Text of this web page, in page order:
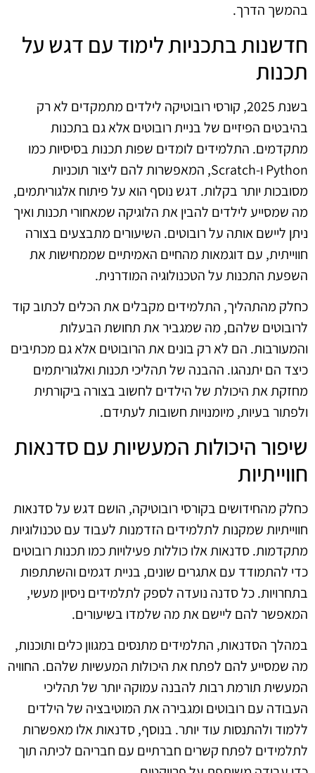
בהמשך הדרך.
חדשנות בתכניות לימוד עם דגש על
תכנות
בשנת 2025, קורסי רובוטיקה לילדים מתמקדים לא רק
בהיבטים הפיזיים של בניית רובוטים אלא גם בתכנות
מתקדמים. התלמידים לומדים שפות תכנות בסיסיות כמו
Python ו-Scratch, המאפשרות להם ליצור תוכניות
מסובכות יותר בקלות. דגש נוסף הוא על פיתוח אלגוריתמים,
מה שמסייע לילדים להבין את הלוגיקה שמאחורי תכנות ואיך
ניתן ליישם אותה על רובוטים. השיעורים מתבצעים בצורה
חווייתית, עם דוגמאות מהחיים האמיתיים שממחישות את
השפעת התכנות על הטכנולוגיה המודרנית.
כחלק מהתהליך, התלמידים מקבלים את הכלים לכתוב קוד
לרובוטים שלהם, מה שמגביר את תחושת הבעלות
והמעורבות. הם לא רק בונים את הרובוטים אלא גם מכתיבים
כיצד הם יתנהגו. ההבנה של תהליכי תכנות ואלגוריתמים
מחזקת את היכולת של הילדים לחשוב בצורה ביקורתית
ולפתור בעיות, מיומנויות חשובות לעתידם.
שיפור היכולות המעשיות עם סדנאות
חווייתיות
כחלק מהחידושים בקורסי רובוטיקה, הושם דגש על סדנאות
חווייתיות שמקנות לתלמידים הזדמנות לעבוד עם טכנולוגיות
מתקדמות. סדנאות אלו כוללות פעילויות כמו תכנות רובוטים
כדי להתמודד עם אתגרים שונים, בניית דגמים והשתתפות
בתחרויות. כל סדנה נועדה לספק לתלמידים ניסיון מעשי,
המאפשר להם ליישם את מה שלמדו בשיעורים.
במהלך הסדנאות, התלמידים מתנסים במגוון כלים ותוכנות,
מה שמסייע להם לפתח את היכולות המעשיות שלהם. החוויה
המעשית תורמת רבות להבנה עמוקה יותר של תהליכי
העבודה עם רובוטים ומגבירה את המוטיבציה של הילדים
ללמוד ולהתנסות עוד יותר. בנוסף, סדנאות אלו מאפשרות
לתלמידים לפתח קשרים חברתיים עם חבריהם לכיתה תוך